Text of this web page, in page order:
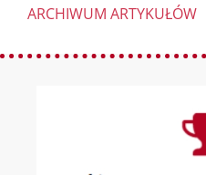
ARCHIWUM ARTYKUŁÓW